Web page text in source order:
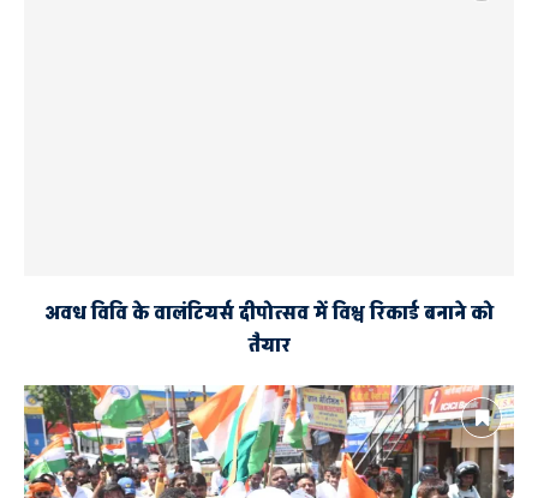
अवध विवि के वालंटियर्स दीपोत्सव में विश्व रिकार्ड बनाने को
तैयार